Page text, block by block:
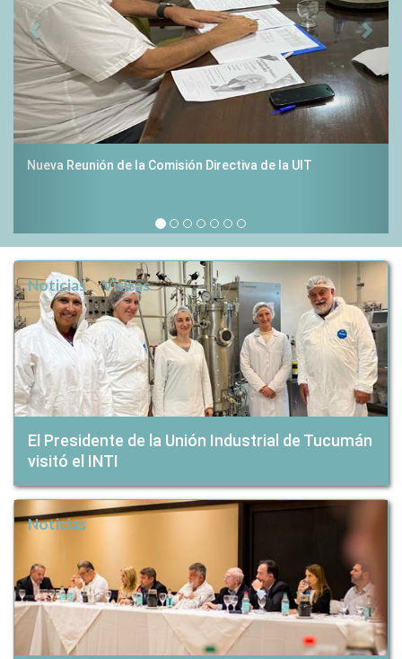
La Unión Industrial de Tucumán en movimiento
Noticias Visitas
El Presidente de la Unión Industrial de Tucumán
visitó el INTI
Noticias